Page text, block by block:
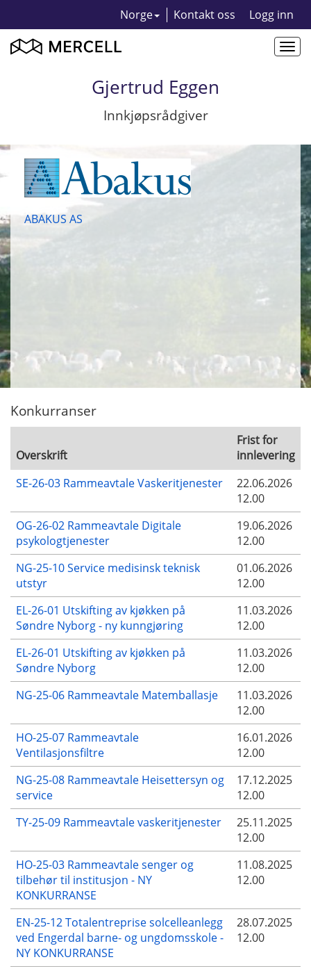
Norge Kontakt oss Logg inn
Gjertrud Eggen
Innkjøpsrådgiver
ABAKUS AS
Konkurranser
Overskrift
Frist for
innlevering
SE-26-03 Rammeavtale Vaskeritjenester
22.06.2026
12.00
OG-26-02 Rammeavtale Digitale
psykologtjenester
19.06.2026
12.00
NG-25-10 Service medisinsk teknisk
utstyr
01.06.2026
12.00
EL-26-01 Utskifting av kjøkken på
Søndre Nyborg - ny kunngjøring
11.03.2026
12.00
EL-26-01 Utskifting av kjøkken på
Søndre Nyborg
11.03.2026
12.00
NG-25-06 Rammeavtale Matemballasje
11.03.2026
12.00
HO-25-07 Rammeavtale
Ventilasjonsfiltre
16.01.2026
12.00
NG-25-08 Rammeavtale Heisettersyn og
service
17.12.2025
12.00
TY-25-09 Rammeavtale vaskeritjenester
25.11.2025
12.00
HO-25-03 Rammeavtale senger og
tilbehør til institusjon - NY
KONKURRANSE
11.08.2025
12.00
EN-25-12 Totalentreprise solcelleanlegg
ved Engerdal barne- og ungdomsskole -
NY KONKURRANSE
28.07.2025
12.00